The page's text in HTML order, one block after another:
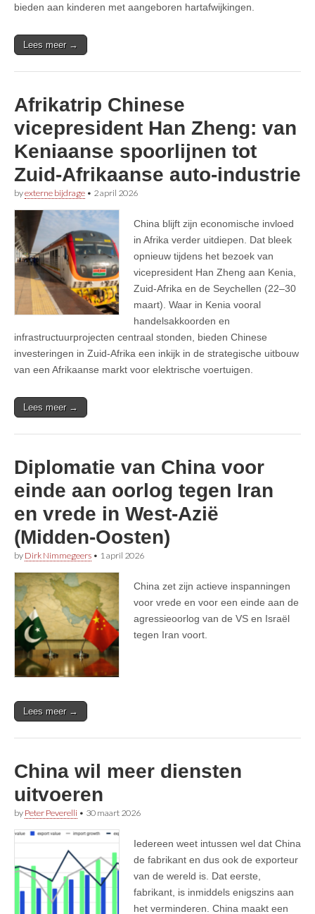
bieden aan kinderen met aangeboren hartafwijkingen.
Lees meer →
Afrikatrip Chinese
vicepresident Han Zheng: van
Keniaanse spoorlijnen tot
Zuid-Afrikaanse auto-industrie
byexterne bijdrage • 2 april 2026
China blijft zijn economische invloed
in Afrika verder uitdiepen. Dat bleek
opnieuw tijdens het bezoek van
vicepresident Han Zheng aan Kenia,
Zuid-Afrika en de Seychellen (22–30
maart). Waar in Kenia vooral
handelsakkoorden en
infrastructuurprojecten centraal stonden, bieden Chinese
investeringen in Zuid-Afrika een inkijk in de strategische uitbouw
van een Afrikaanse markt voor elektrische voertuigen.
Lees meer →
Diplomatie van China voor
einde aan oorlog tegen Iran
en vrede in West-Azië
(Midden-Oosten)
by Dirk Nimmegeers • 1 april 2026
China zet zijn actieve inspanningen
voor vrede en voor een einde aan de
agressieoorlog van de VS en Israël
tegen Iran voort.
Lees meer →
China wil meer diensten
uitvoeren
by Peter Peverelli • 30 maart 2026
Iedereen weet intussen wel dat China
de fabrikant en dus ook de exporteur
van de wereld is. Dat eerste,
fabrikant, is inmiddels enigszins aan
het verminderen. China maakt een